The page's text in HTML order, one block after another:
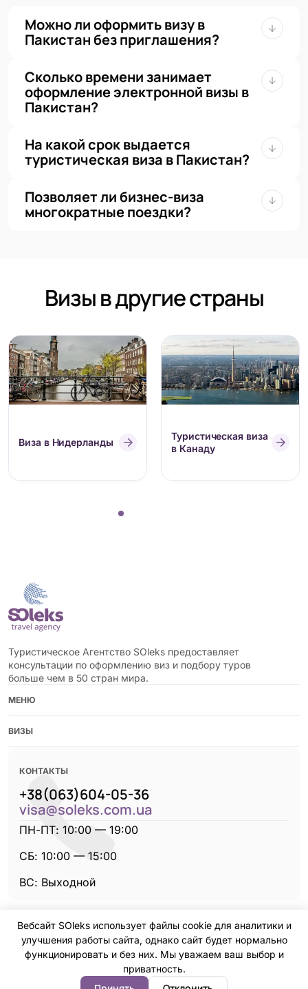
Можно ли оформить визу в
Пакистан без приглашения?
Сколько времени занимает
оформление электронной визы в
Пакистан?
На какой срок выдается
туристическая виза в Пакистан?
Позволяет ли бизнес-виза
многократные поездки?
Визы в другие страны
Виза в Нидерланды
Туристическая виза
в Канаду
Туристическое Агентство SOleks предоставляет
консультации по оформлению виз и подбору туров
больше чем в 50 стран мира.
МЕНЮ
ВИЗЫ
КОНТАКТЫ
+38(063)604-05-36
visa@soleks.com.ua
ПН-ПТ: 10:00 — 19:00
CБ: 10:00 — 15:00
ВС: Выходной
Все права защищены. © 2015-2026 SOleks.com.ua
Вебсайт SOleks использует файлы cookie для аналитики и
улучшения работы сайта, однако сайт будет нормально
функционировать и без них. Мы уважаем ваш выбор и
приватность.